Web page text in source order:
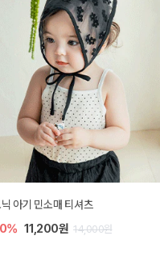
디오 플리츠 아기 점프수트
20% 26,400원